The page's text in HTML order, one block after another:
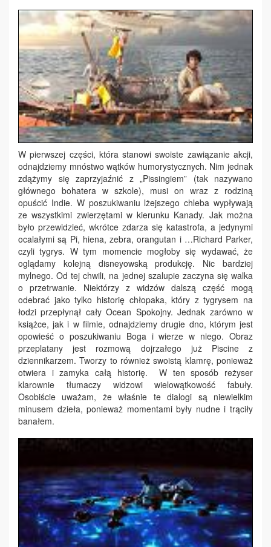
W pierwszej części, która stanowi swoiste zawiązanie akcji,
odnajdziemy mnóstwo wątków humorystycznych. Nim jednak
zdążymy się zaprzyjaźnić z „Pissingiem” (tak nazywano
głównego bohatera w szkole), musi on wraz z rodziną
opuścić Indie. W poszukiwaniu lżejszego chleba wypływają
ze wszystkimi zwierzętami w kierunku Kanady. Jak można
było przewidzieć, wkrótce zdarza się katastrofa, a jedynymi
ocalałymi są Pi, hiena, zebra, orangutan i …Richard Parker,
czyli tygrys. W tym momencie mogłoby się wydawać, że
oglądamy kolejną disneyowską produkcję. Nic bardziej
mylnego. Od tej chwili, na jednej szalupie zaczyna się walka
o przetrwanie. Niektórzy z widzów dalszą część mogą
odebrać jako tylko historię chłopaka, który z tygrysem na
łodzi przepłynął cały Ocean Spokojny. Jednak zarówno w
książce, jak i w filmie, odnajdziemy drugie dno, którym jest
opowieść o poszukiwaniu Boga i wierze w niego. Obraz
przeplatany jest rozmową dojrzałego już Piscine z
dziennikarzem. Tworzy to również swoistą klamrę, ponieważ
otwiera i zamyka całą historię. W ten sposób reżyser
klarownie tłumaczy widzowi wielowątkowość fabuły.
Osobiście uważam, że właśnie te dialogi są niewielkim
minusem dzieła, ponieważ momentami były nudne i trąciły
banałem.